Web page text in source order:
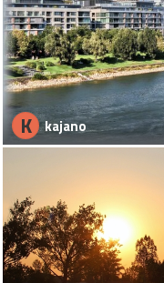
K kajano